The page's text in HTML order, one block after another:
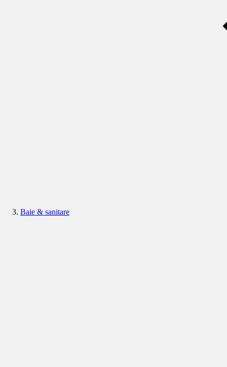
Baie & sanitare